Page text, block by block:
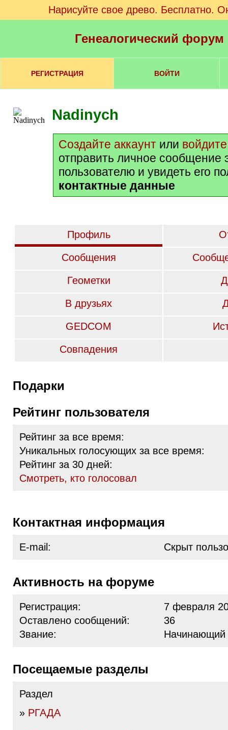
Нарисуйте свое древо. Бесплатно.
Генеалогический
РЕГИСТРАЦИЯ ВОЙТИ
Nadinych
Создайте аккаунт или войдите
отправить личное сообщение
пользователю и увидеть его
контактные данные
Профиль
Сообщения
Геометки
В друзьях
GEDCOM
Совпадения
Подарки
Рейтинг пользователя
Рейтинг за все время:
Уникальных голосующих за все время:
Рейтинг за 30 дней:
Cмотреть, кто голосовал
Контактная информация
E-mail: Скрыт
Активность на форуме
Регистрация:
7 февраля
Оставлено сообщений:
36
Звание:
Начинающий
Посещаемые разделы
Раздел
» РГАДА